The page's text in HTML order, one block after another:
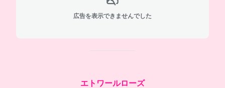
広告を表示できませんでした
エトワールローズ